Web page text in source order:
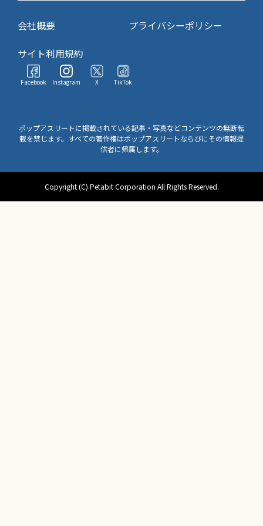
会社概要
プライバシーポリシー
サイト利用規約
Facebook Instagram X TikTok
ポップアスリートに掲載されている記事・写真などコンテンツの無断転
載を禁じます。すべての著作権はポップアスリートならびにその情報提
供者に帰属します。
Copyright (C) Petabit Corporation All Rights Reserved.